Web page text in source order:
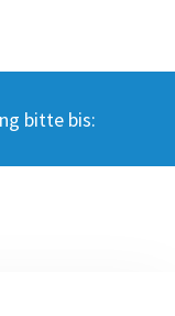
bitte bis: